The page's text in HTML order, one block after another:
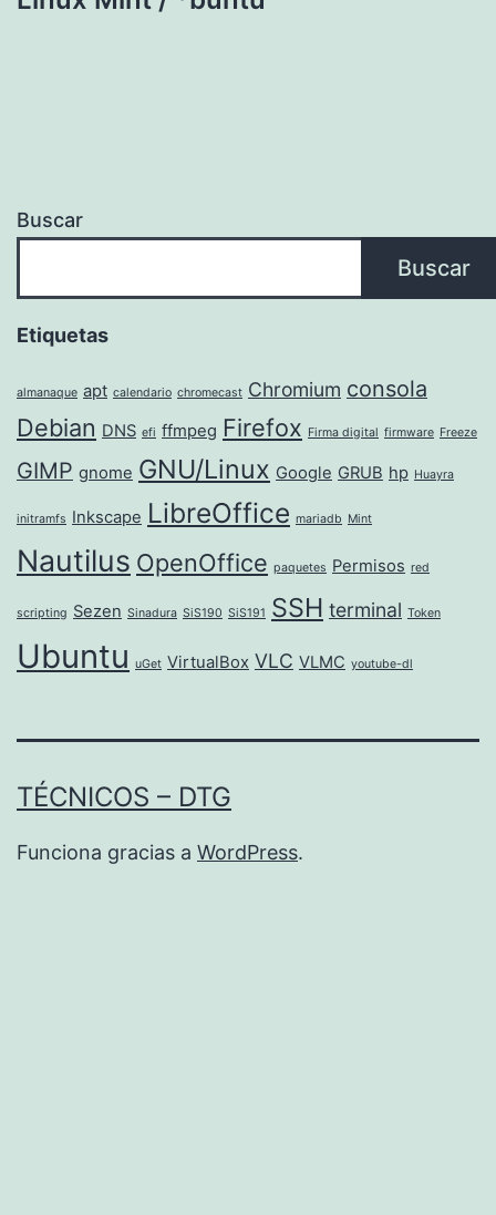
Buscar
Buscar
Etiquetas
almanaque apt calendario chromecast Chromium consola
Debian DNS efi ffmpeg Firefox Firma digital firmware Freeze
GIMP gnome GNU/Linux Google GRUB hp Huayra
initramfs Inkscape LibreOffice mariadb Mint
Nautilus OpenOffice paquetes Permisos red
scripting Sezen Sinadura SiS190 SiS191 SSH terminal Token
Ubuntu uGet VirtualBox VLC VLMC youtube-dl
TÉCNICOS – DTG
Funciona gracias a WordPress.